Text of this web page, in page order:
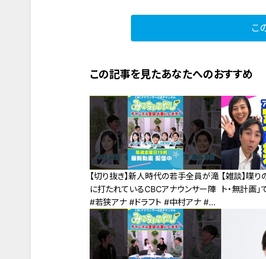
こ
この記事を見たあなたへのおすすめ
【切り抜き】新人時代の若手全員が滝
に打たれているCBCアナウンサー陣
#若狭アナ #ドラフト #中村アナ #光
山アナ #滝行 #社内幽閉
【雑談】喋
ト・無計画